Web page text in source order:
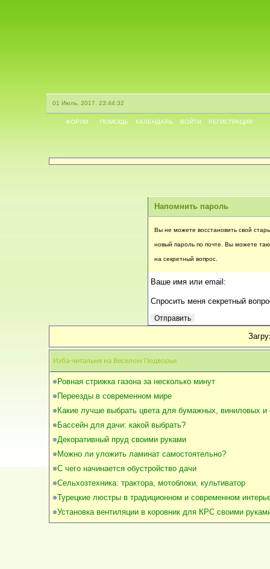
01 Июль, 2017, 23:44:32
ФОРУМ ПОМОЩЬ КАЛЕНДАРЬ ВОЙТИ РЕГИСТРАЦИЯ
Напомнить пароль
Вы не можете восстановить свой
новый пароль по почте. Вы можете
на секретный вопрос.
Ваше имя или email:
Спросить меня секретный
Изба-читальня на Веселом Подворье
Ровная стрижка газона за несколько минут
Переезды в современном мире
Какие лучше выбрать цвета для бумажных, виниловых
Бассейн для дачи: какой выбрать?
Декоративный пруд своими руками
Можно ли уложить ламинат самостоятельно?
С чего начинается обустройство дачи
Сельхозтехника: трактора, мотоблоки, культиватор
Турецкие люстры в традиционном и современном
Установка вентиляции в коровник для КРС своими